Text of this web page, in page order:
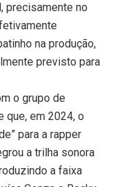
precisamente no
na produção,
previsto para
o grupo de
que, em 2024, o
para a rapper
a trilha sonora
a faixa